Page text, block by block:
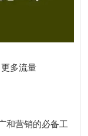
多流量
和营销的必备工